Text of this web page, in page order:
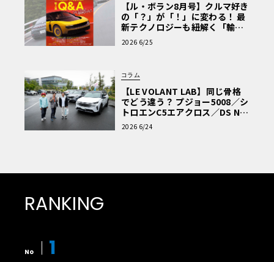
【ル・ボラン8月号】クルマ好き
の「？」が「！」に変わる！ 最
新テクノロジーも紐解く「輸入
車Q&A」
2026 6/25
コラム
【LE VOLANT LAB】同じ骨格
でどう違う？ プジョー5008／シ
トロエンC5エアクロス／DS Nº4
読者一気乗りレポート
2026 6/24
RANKING
No 1